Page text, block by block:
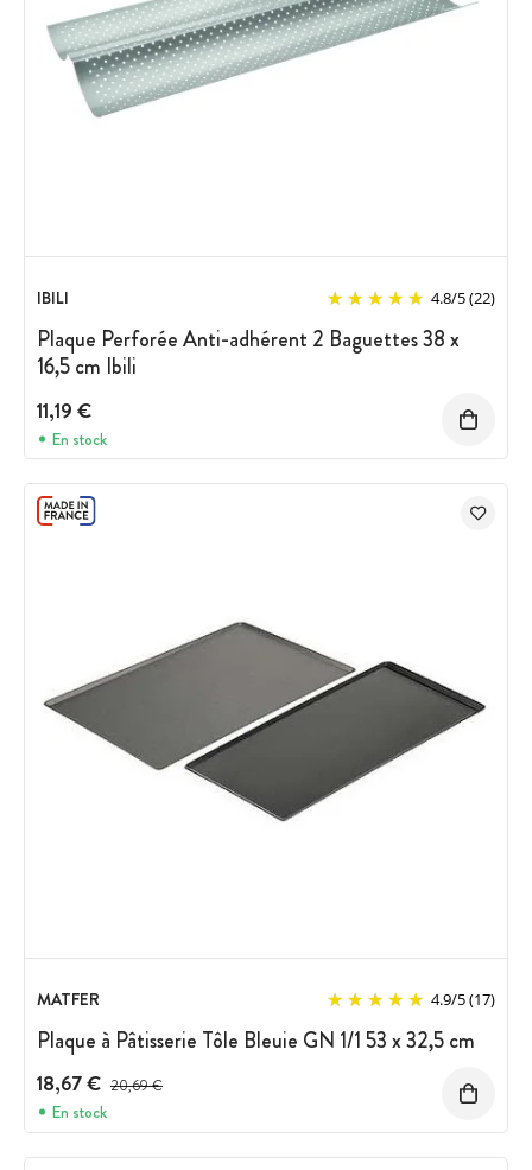
IBILI 4.8/5(22)
Plaque Perforée Anti-adhérent 2 Baguettes 38 x
16,5 cm Ibili
11,19 €
En stock
MATFER 4.9/5(17)
Plaque à Pâtisserie Tôle Bleuie GN 1/1 53 x 32,5 cm
18,67 € Prix avant réduction :
20,69 €
En stock